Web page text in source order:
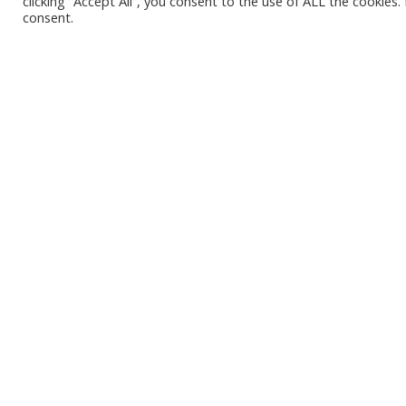
consent.